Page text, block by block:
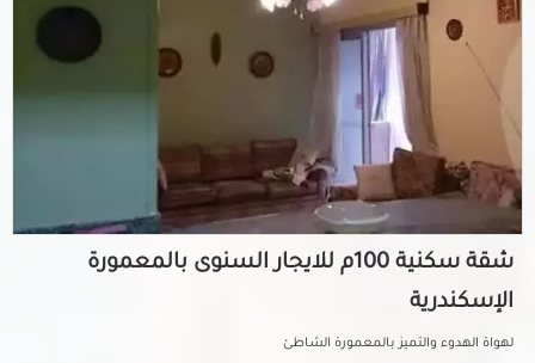
شقة سكنية 100م للايجار السنوى بالمعمورة
الإسكندرية
لهواة الهدوء والتميز بالمعمورة الشاطئ